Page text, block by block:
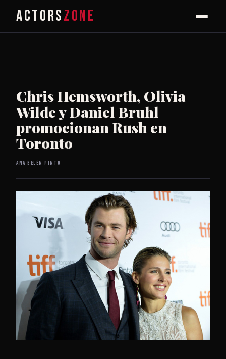
ACTORSZONE
Chris Hemsworth, Olivia
Wilde y Daniel Bruhl
promocionan Rush en
Toronto
Ana Belén Pinto